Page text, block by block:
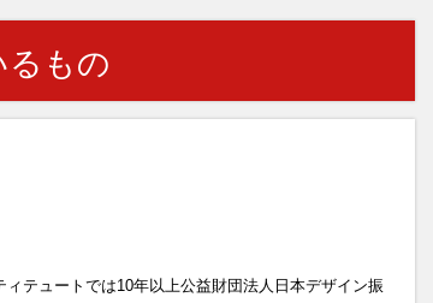
るもの
ィテュートでは10年以上公益財団法人日本デザイン振